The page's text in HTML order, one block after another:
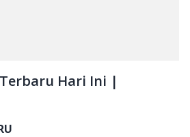
Hari Ini |